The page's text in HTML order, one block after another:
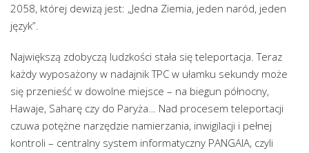
2058, której dewizą jest: „Jedna Ziemia, jeden naród, jeden
język”.
Największą zdobyczą ludzkości stała się teleportacja. Teraz
każdy wyposażony w nadajnik TPC w ułamku sekundy może
się przenieść w dowolne miejsce – na biegun północny,
Hawaje, Saharę czy do Paryża… Nad procesem teleportacji
czuwa potężne narzędzie namierzania, inwigilacji i pełnej
kontroli – centralny system informatyczny PANGAIA, czyli